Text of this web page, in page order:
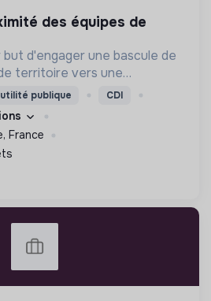
d'engager une bascule de
territoire vers une
Waste.
publique CDI
France